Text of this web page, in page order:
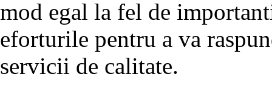
mod egal la fel de
eforturile pentru a va
servicii de calitate.